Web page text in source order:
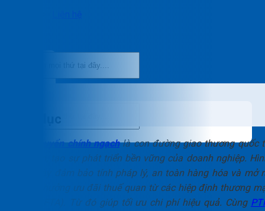
Vận chuyển chính ngạch là con đường giao thương quốc
an toàn, tạo sự phát triển bền vững của doanh nghiệp.
thức này đảm bảo tính pháp lý, an toàn hàng hóa và mở
cơ hội hưởng ưu đãi thuế quan từ các hiệp định thương
tự do (FTA). Từ đó giúp tối ưu chi phí hiệu quả. Cùng